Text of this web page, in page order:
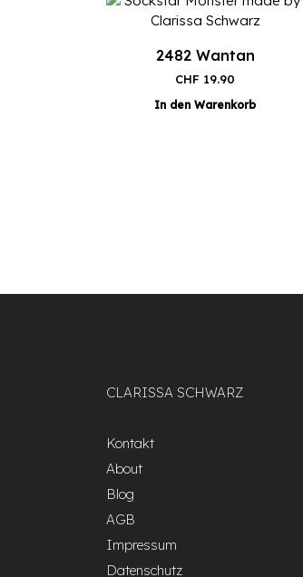
2482 Wantan
CHF 19.90
In den Warenkorb
CLARISSA SCHWARZ
Kontakt
About
Blog
AGB
Impressum
Datenschutz